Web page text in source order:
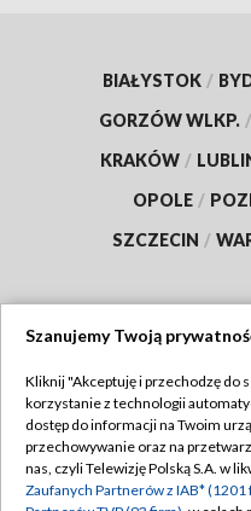
BIAŁYSTOK /
GORZÓW WLKP. /
KRAKÓW /
OPOLE /
SZCZECIN /
Abonament TVP
Emisja w TVP
Szanujemy Twoją
Kliknij "Akceptuję i przechodzę do
korzystanie z technologii
dostęp do informacji na Twoim
przechowywanie oraz na
nas, czyli Telewizję Polską S.A. w
Zaufanych Partnerów z IAB* (1201